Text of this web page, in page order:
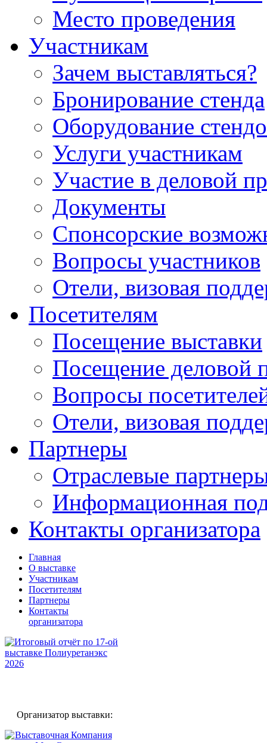
Место проведения
Участникам
Зачем выставляться?
Бронирование стенда
Оборудование
Услуги участникам
Участие в деловой
Документы
Спонсорские
Вопросы участников
Отели, визовая
Посетителям
Посещение выставки
Посещение деловой
Вопросы
Отели, визовая
Партнеры
Отраслевые
Информационная
Контакты организатора
Главная
О выставке
Участникам
Посетителям
Партнеры
Контакты
организатора
Организатор выставки: